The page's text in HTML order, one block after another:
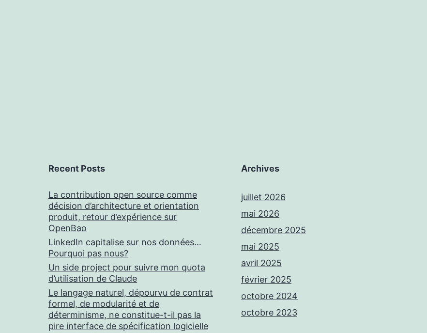
Recent Posts
La contribution open source comme
décision d’architecture et orientation
produit, retour d’expérience sur
OpenBao
LinkedIn capitalise sur nos données…
Pourquoi pas nous?
Un side project pour suivre mon quota
d’utilisation de Claude
Le langage naturel, dépourvu de contrat
formel, de modularité et de
déterminisme, ne constitue-t-il pas la
pire interface de spécification logicielle
Archives
juillet 2026
mai 2026
décembre 2025
mai 2025
avril 2025
février 2025
octobre 2024
octobre 2023